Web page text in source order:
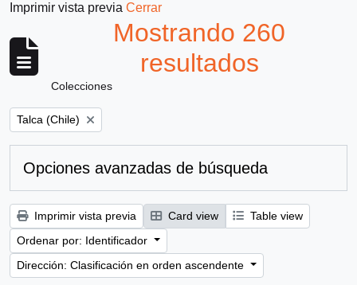
Imprimir vista previa Cerrar
Mostrando 260
resultados
Colecciones
Remove filter:
Talca (Chile)
Opciones avanzadas de búsqueda
Imprimir vista previa Card view
Table view
Ordenar por: Identificador
Dirección: Clasificación en orden ascendente